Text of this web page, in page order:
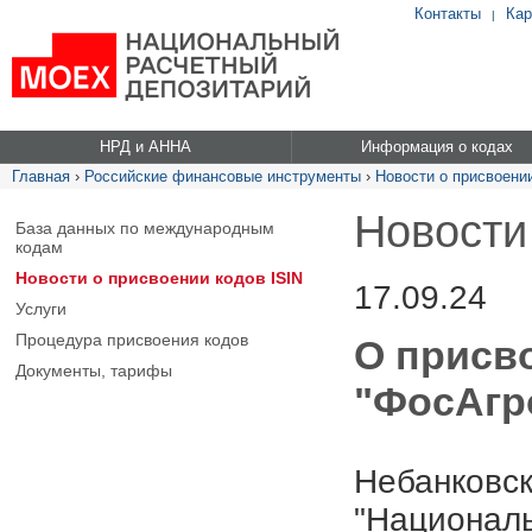
Контакты |
НРД и АННА
Информация о кодах
Главная › Российские финансовые инструменты › Новости о
База данных по международным
кодам
Новости о присвоении кодов ISIN
Услуги
Процедура присвоения кодов
Документы, тарифы
17.09.24
О